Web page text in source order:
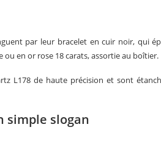
par leur bracelet en cuir noir, qui
ou en or rose 18 carats, assortie au boîtier.
L178 de haute précision et sont
simple slogan